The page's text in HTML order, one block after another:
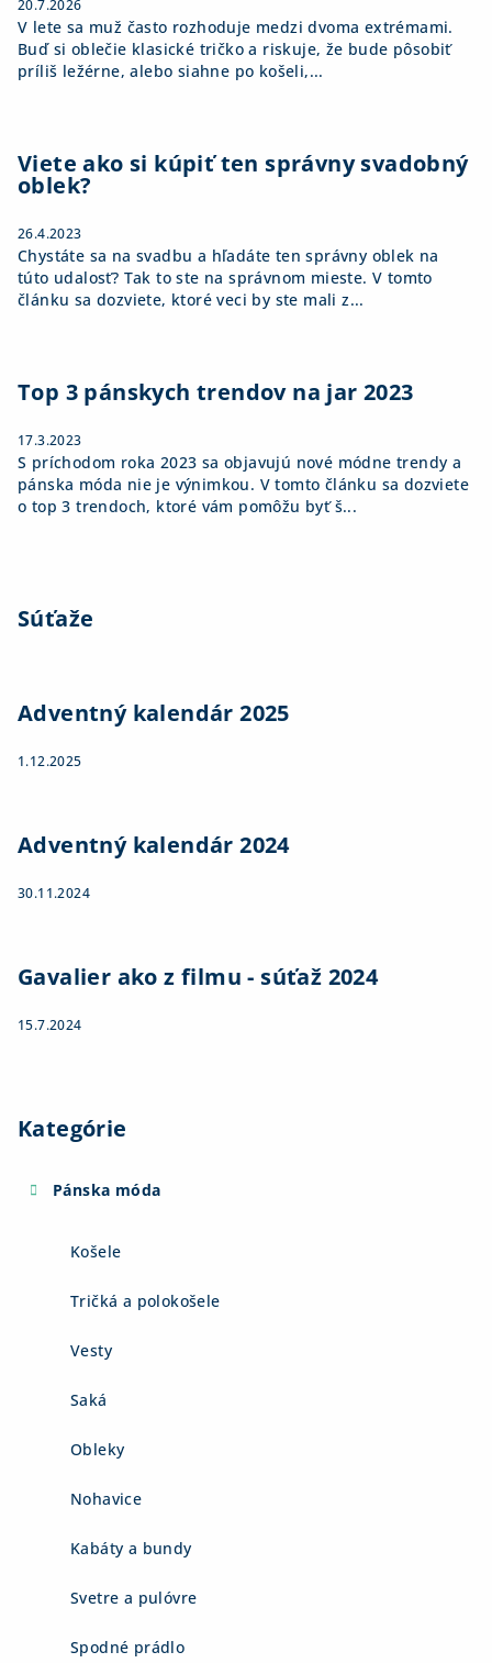
20.7.2026
V lete sa muž často rozhoduje medzi dvoma extrémami.
Buď si oblečie klasické tričko a riskuje, že bude pôsobiť
príliš ležérne, alebo siahne po košeli,...
Viete ako si kúpiť ten správny svadobný
oblek?
26.4.2023
Chystáte sa na svadbu a hľadáte ten správny oblek na
túto udalosť? Tak to ste na správnom mieste. V tomto
článku sa dozviete, ktoré veci by ste mali z...
Top 3 pánskych trendov na jar 2023
17.3.2023
S príchodom roka 2023 sa objavujú nové módne trendy a
pánska móda nie je výnimkou. V tomto článku sa dozviete
o top 3 trendoch, ktoré vám pomôžu byť š...
Súťaže
Adventný kalendár 2025
1.12.2025
Adventný kalendár 2024
30.11.2024
Gavalier ako z filmu - súťaž 2024
15.7.2024
Kategórie
Pánska móda
Košele
Tričká a polokošele
Vesty
Saká
Obleky
Nohavice
Kabáty a bundy
Svetre a pulóvre
Spodné prádlo